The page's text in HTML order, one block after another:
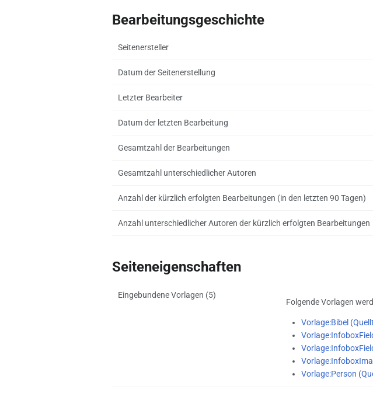
Bearbeitungsgeschichte
Seitenersteller
Datum der Seitenerstellung
Letzter Bearbeiter
Datum der letzten Bearbeitung
Gesamtzahl der Bearbeitungen
Gesamtzahl unterschiedlicher Autoren
Anzahl der kürzlich erfolgten Bearbeitungen (in den letzten 90 Tagen)
Anzahl unterschiedlicher Autoren der kürzlich erfolgten Bearbeitungen
Seiteneigenschaften
Eingebundene Vorlagen (5)
Folgende Vorlagen
Vorlage:Bibel (
Vorlage:Person (